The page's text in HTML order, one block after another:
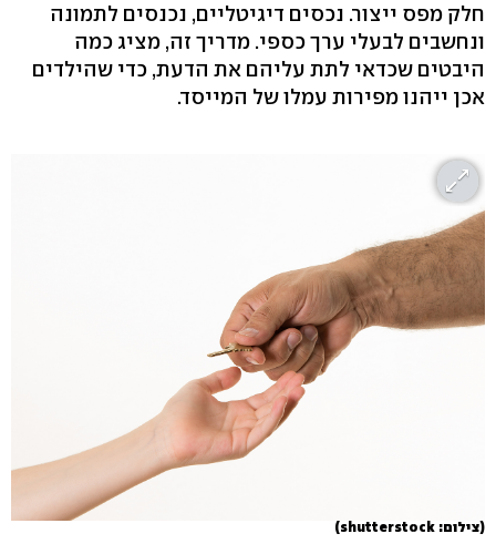
חלק מפס ייצור. נכסים דיגיטליים, נכנסים לתמונה
ונחשבים לבעלי ערך כספי. מדריך זה, מציג כמה
היבטים שכדאי לתת עליהם את הדעת, כדי שהילדים
אכן ייהנו מפירות עמלו של המייסד.
(צילום: shutterstock)